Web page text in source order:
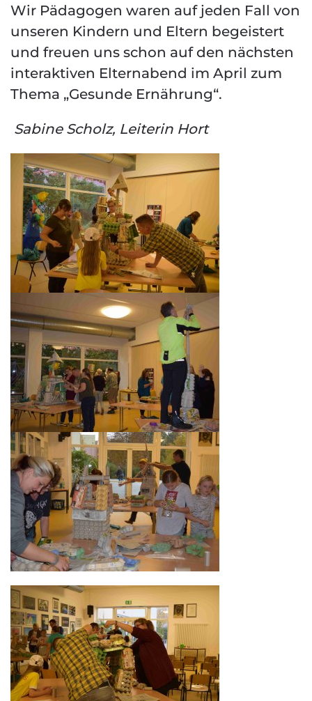
Wir Pädagogen waren auf jeden Fall von
unseren Kindern und Eltern begeistert
und freuen uns schon auf den nächsten
interaktiven Elternabend im April zum
Thema „Gesunde Ernährung“.
Sabine Scholz, Leiterin Hort